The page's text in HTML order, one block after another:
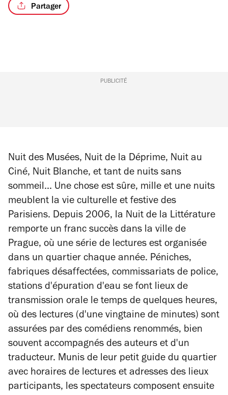
Partager
PUBLICITÉ
Nuit des Musées, Nuit de la Déprime, Nuit au
Ciné, Nuit Blanche, et tant de nuits sans
sommeil... Une chose est sûre, mille et une nuits
meublent la vie culturelle et festive des
Parisiens. Depuis 2006, la Nuit de la Littérature
remporte un franc succès dans la ville de
Prague, où une série de lectures est organisée
dans un quartier chaque année. Péniches,
fabriques désaffectées, commissariats de police,
stations d'épuration d'eau se font lieux de
transmission orale le temps de quelques heures,
où des lectures (d'une vingtaine de minutes) sont
assurées par des comédiens renommés, bien
souvent accompagnés des auteurs et d'un
traducteur. Munis de leur petit guide du quartier
avec horaires de lectures et adresses des lieux
participants, les spectateurs composent ensuite